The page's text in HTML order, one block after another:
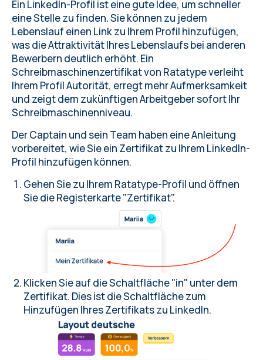
Ein LinkedIn-Profil ist eine gute Idee, um schneller
eine Stelle zu finden. Sie können zu jedem
Lebenslauf einen Link zu Ihrem Profil hinzufügen,
was die Attraktivität Ihres Lebenslaufs bei anderen
Bewerbern deutlich erhöht. Ein
Schreibmaschinenzertifikat von Ratatypeverleiht
Ihrem Profil Autorität, erregt mehr Aufmerksamkeit
und zeigt dem zukünftigen Arbeitgeber sofort Ihr
Schreibmaschinenniveau.
Der Captain und sein Team haben eine Anleitung
vorbereitet, wie Sie ein Zertifikat zu Ihrem LinkedIn-
Profil hinzufügen können.
Gehen Sie zu Ihrem Ratatype-Profil und öffnen
Sie die Registerkarte "Zertifikat".
Klicken Sie auf die Schaltfläche "in" unter dem
Zertifikat. Dies ist die Schaltfläche zum
Hinzufügen Ihres Zertifikats zu LinkedIn.